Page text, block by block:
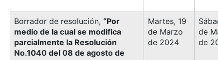
Borrador de resolución, “Por
medio de la cual se modifica
parcialmente la Resolución
No.1040 del 08 de agosto de
Martes, 19
de Marzo
de 2024
de
de